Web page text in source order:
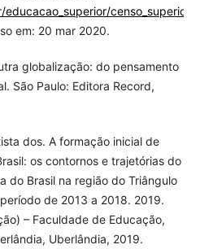
em: 20 mar 2020.
globalização: do pensamento
São Paulo: Editora Record,
dos. A formação inicial de
os contornos e trajetórias do
do Brasil na região do Triângulo
de 2013 a 2018. 2019.
– Faculdade de Educação,
Uberlândia, 2019.